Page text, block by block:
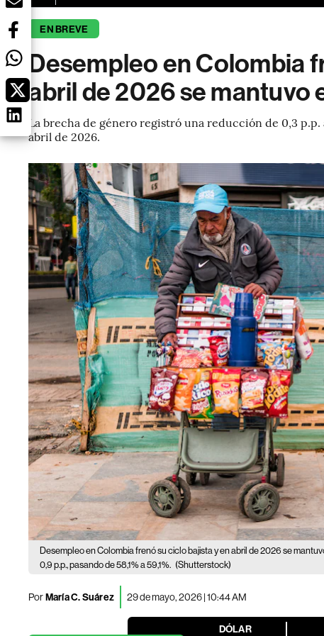
EN BREVE
Desempleo en Colombia
abril de 2026 se mantuvo
La brecha de género registró una reducción de 0,3 p.p.
abril de 2026.
Desempleo en Colombia frenó su ciclo bajista y en abril de 2026 se
0,9 p.p., pasando de 58,1% a 59,1%. (Shutterstock)
PorMaría C. Suárez 29 de mayo, 2026 | 10:44 AM
DÓLAR